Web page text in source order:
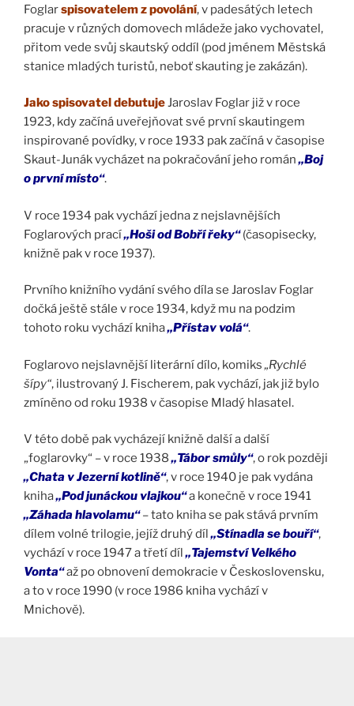
Foglarspisovatelem z povolání, v padesátých letech
pracuje v různých domovech mládeže jako vychovatel,
přitom vede svůj skautský oddíl (pod jménem Městská
stanice mladých turistů, neboť skauting je zakázán).
Jako spisovatel debutujeJaroslav Foglar již v roce
1923, kdy začíná uveřejňovat své první skautingem
inspirované povídky, v roce 1933 pak začíná v časopise
Skaut-Junák vycházet na pokračování jeho román„Boj
o první místo“.
V roce 1934 pak vychází jedna z nejslavnějších
Foglarových prací„Hoši od Bobří řeky“(časopisecky,
knižně pak v roce 1937).
Prvního knižního vydání svého díla se Jaroslav Foglar
dočká ještě stále v roce 1934, když mu na podzim
tohoto roku vychází kniha„Přístav volá“.
Foglarovo nejslavnější literární dílo, komiks„Rychlé
šípy“, ilustrovaný J. Fischerem, pak vychází, jak již bylo
zmíněno od roku 1938 v časopise Mladý hlasatel.
V této době pak vycházejí knižně další a další
„foglarovky“ – v roce 1938 „Tábor smůly“, o rok později
„Chata v Jezerní kotlině“, v roce 1940 je pak vydána
kniha„Pod junáckou vlajkou“a konečně v roce 1941
„Záhada hlavolamu“– tato kniha se pak stává prvním
dílem volné trilogie, jejíž druhý díl„Stínadla se bouří“,
vychází v roce 1947 a třetí díl„Tajemství Velkého
Vonta“až po obnovení demokracie v Československu,
a to v roce 1990 (v roce 1986 kniha vychází v
Mnichově).